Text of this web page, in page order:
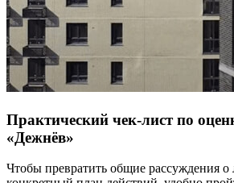
Практический чек-лист по
«Дежнёв»
Чтобы превратить общие рассуждения о